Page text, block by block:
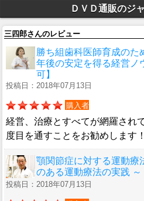
ＤＶＤ通販のジ
三四郎さんのレビュー
勝ち組歯科医師育成のた
年後の安定を得る経営ノ
可】
投稿日：2018年07月13日
購入者
経営、治療とすべてが網羅され
度目を通すことをお勧めします！
顎関節症に対する運動療
のある運動療法の実践 ～
投稿日：2018年07月13日